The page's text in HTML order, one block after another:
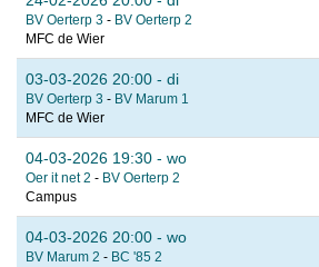
BV Oerterp 3 - BV Oerterp 2
MFC de Wier
03-03-2026 20:00 - di
BV Oerterp 3 - BV Marum 1
MFC de Wier
04-03-2026 19:30 - wo
Oer it net 2 - BV Oerterp 2
Campus
04-03-2026 20:00 - wo
BV Marum 2 - BC '85 2